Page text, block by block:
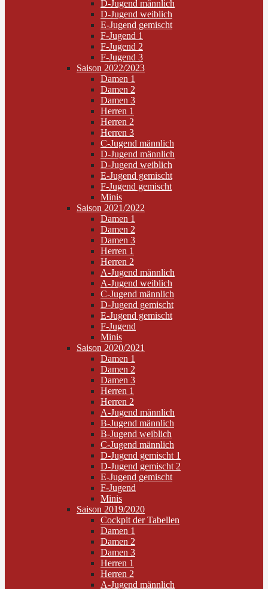
D-Jugend männlich
D-Jugend weiblich
E-Jugend gemischt
F-Jugend 1
F-Jugend 2
F-Jugend 3
Saison 2022/2023
Damen 1
Damen 2
Damen 3
Herren 1
Herren 2
Herren 3
C-Jugend männlich
D-Jugend männlich
D-Jugend weiblich
E-Jugend gemischt
F-Jugend gemischt
Minis
Saison 2021/2022
Damen 1
Damen 2
Damen 3
Herren 1
Herren 2
A-Jugend männlich
A-Jugend weiblich
C-Jugend männlich
D-Jugend gemischt
E-Jugend gemischt
F-Jugend
Minis
Saison 2020/2021
Damen 1
Damen 2
Damen 3
Herren 1
Herren 2
A-Jugend männlich
B-Jugend männlich
B-Jugend weiblich
C-Jugend männlich
D-Jugend gemischt 1
D-Jugend gemischt 2
E-Jugend gemischt
F-Jugend
Minis
Saison 2019/2020
Cockpit der Tabellen
Damen 1
Damen 2
Damen 3
Herren 1
Herren 2
A-Jugend männlich